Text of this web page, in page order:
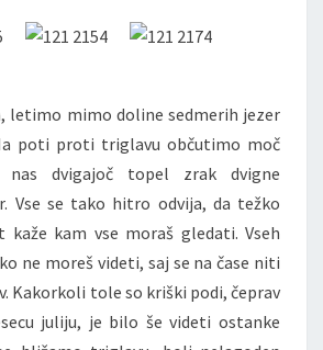
letimo mimo doline sedmerih jezer
poti proti triglavu občutimo moč
nas dvigajoč topel zrak dvigne
Vse se tako hitro odvija, da težko
kam vse moraš gledati. Vseh
ne moreš videti, saj se na čase niti
Kakorkoli tole so kriški podi, čeprav
juliju, je bilo še videti ostanke